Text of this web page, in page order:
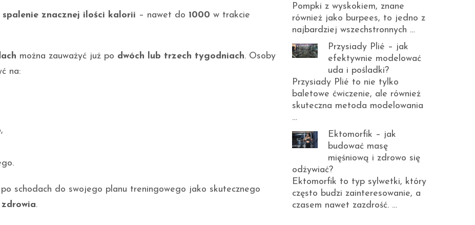
spalenie znacznej ilości kalorii – nawet do 1000 w trakcie
można zauważyć już po dwóch lub trzech tygodniach. Osoby
na:
schodach do swojego planu treningowego jako skutecznego
.
Pompki z wyskokiem, znane
również jako burpees, to jedno z
najbardziej wszechstronnych …
Przysiady Plié – jak
efektywnie modelować
uda i pośladki?
Przysiady Plié to nie tylko
baletowe ćwiczenie, ale również
skuteczna metoda modelowania
…
Ektomorfik – jak
budować masę
mięśniową i zdrowo się
odżywiać?
Ektomorfik to typ sylwetki, który
często budzi zainteresowanie, a
czasem nawet zazdrość. …